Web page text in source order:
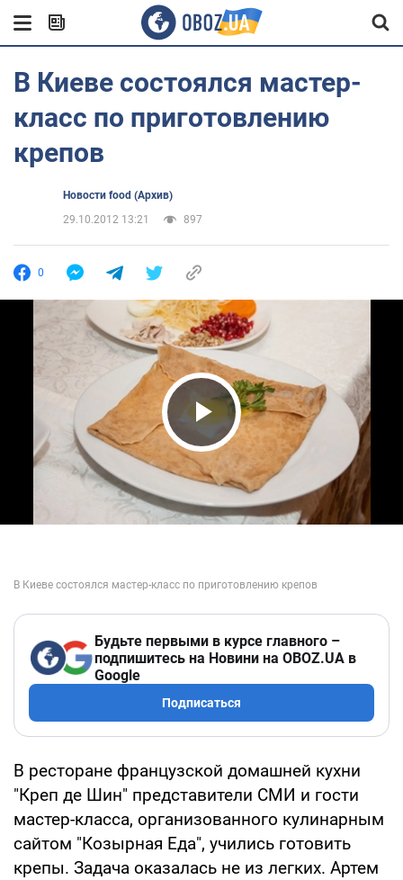
В Киеве состоялся мастер-
класс по приготовлению
крепов
Новости food (Архив)
29.10.2012 13:21
897
0
Play Video
Будьте первыми в курсе главного –
подпишитесь на Новини на OBOZ.UA в
Google
Подписаться
В ресторане французской домашней кухни
"Креп де Шин" представители СМИ и гости
мастер-класса, организованного кулинарным
сайтом "Козырная Еда", учились готовить
крепы. Задача оказалась не из легких. Артем